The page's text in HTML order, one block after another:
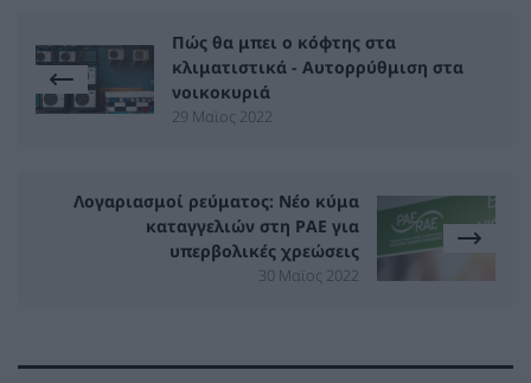
Πώς θα μπει ο κόφτης στα
κλιματιστικά - Αυτορρύθμιση στα
νοικοκυριά
29 Μαϊος 2022
Λογαριασμοί ρεύματος: Νέο κύμα
καταγγελιών στη ΡΑΕ για
υπερβολικές χρεώσεις
30 Μαϊος 2022